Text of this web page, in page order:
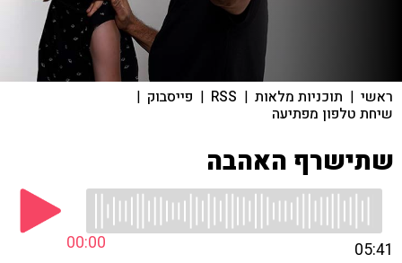
ראשי | תוכניות מלאות |
RSS
| פייסבוק |
שיחת טלפון מפתיעה
שתישרף האהבה
00:00 05:41